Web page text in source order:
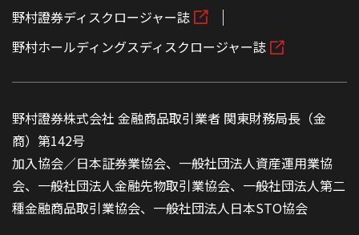
野村證券ディスクロージャー誌
野村ホールディングスディスクロージャー誌
野村證券株式会社 金融商品取引業者 関東財務局長（金
商）第142号
加入協会／日本証券業協会、一般社団法人資産運用業協
会、一般社団法人金融先物取引業協会、一般社団法人第二
種金融商品取引業協会、一般社団法人日本STO協会